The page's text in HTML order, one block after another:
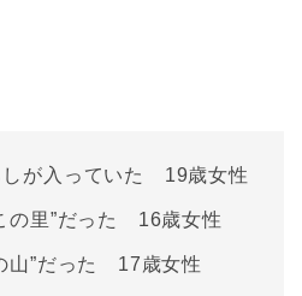
しが入っていた 19歳女性
の里”だった 16歳女性
山”だった 17歳女性